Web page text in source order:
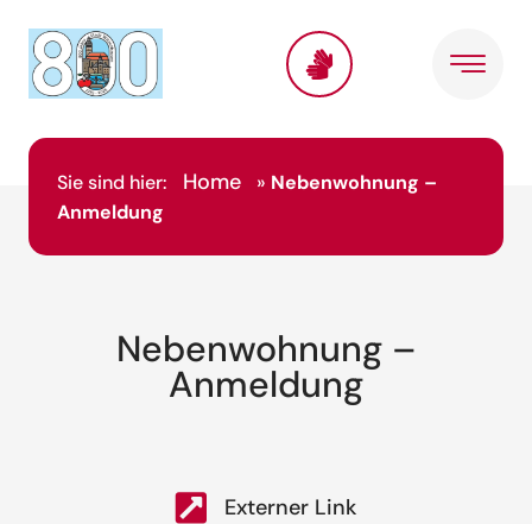
Sie sind hier: Home » Nebenwohnung –
Anmeldung
Nebenwohnung –
Anmeldung
Externer Link